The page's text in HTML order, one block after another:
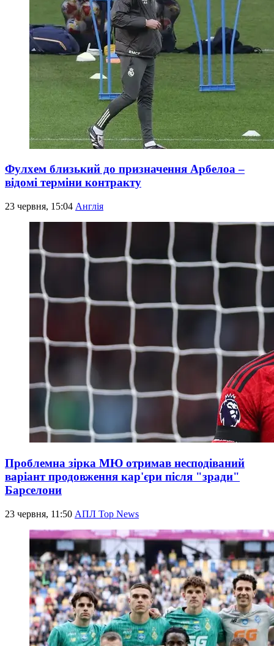
Фулхем близький до призначення Арбелоа –
відомі терміни контракту
23 червня, 15:04 Англія
Проблемна зірка МЮ отримав несподіваний
варіант продовження кар'єри після "зради"
Барселони
23 червня, 11:50 АПЛ Top News